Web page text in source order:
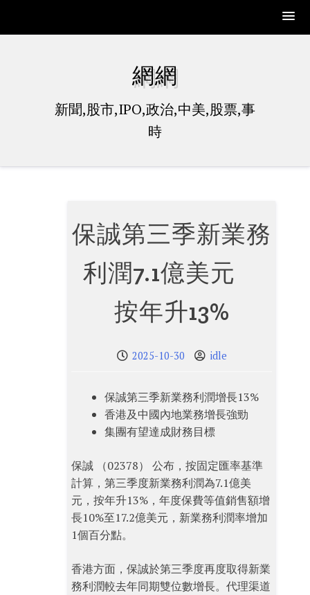
網網
新聞,股市,IPO,政治,中美,股票,事
時
保誠第三季新業務
利潤7.1億美元
按年升13%
2025-10-30 idle
保誠第三季新業務利潤增長13%
香港及中國內地業務增長強勁
集團有望達成財務目標
保誠 （02378） 公布，按固定匯率基準
計算，第三季度新業務利潤為7.1億美
元，按年升13%，年度保費等值銷售額增
長10%至17.2億美元，新業務利潤率增加
1個百分點。
香港方面，保誠於第三季度再度取得新業
務利潤較去年同期雙位數增長。代理渠道